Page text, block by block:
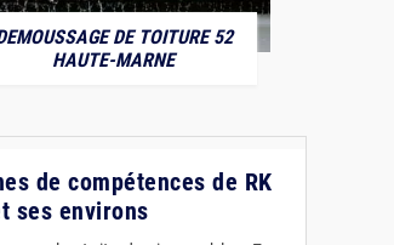
DE TOITURE 52
HAUTE-MARNE
de compétences de RK
ses environs